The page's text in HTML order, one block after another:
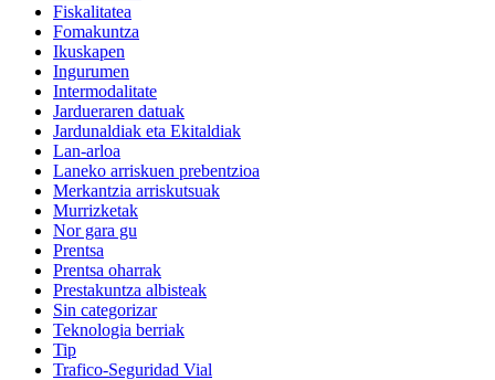
Fiskalitatea
Fomakuntza
Ikuskapen
Ingurumen
Intermodalitate
Jardueraren datuak
Jardunaldiak eta Ekitaldiak
Lan-arloa
Laneko arriskuen prebentzioa
Merkantzia arriskutsuak
Murrizketak
Nor gara gu
Prentsa
Prentsa oharrak
Prestakuntza albisteak
Sin categorizar
Teknologia berriak
Tip
Trafico-Seguridad Vial